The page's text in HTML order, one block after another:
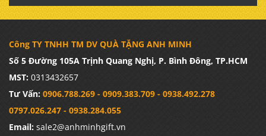
Công TY TNHH TM DV QUÀ TẶNG ANH MINH
Số 5 Đường 105A Trịnh Quang Nghị, P. Bình Đông, TP.HCM
MST: 0313432657
Tư Vấn: 0906.788.269 - 0909.383.709 - 0938.492.278
0797.026.247 - 0938.284.055
Email: sale2@anhminhgift.vn